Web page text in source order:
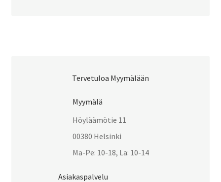
Tervetuloa Myymälään
Myymälä
Höyläämötie 11
00380 Helsinki
Ma-Pe: 10-18, La: 10-14
Asiakaspalvelu